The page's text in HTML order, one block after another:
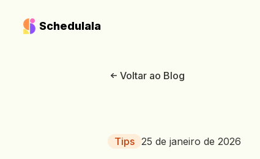
Schedulala
Voltar ao Blog
Tips 25 de janeiro de 2026